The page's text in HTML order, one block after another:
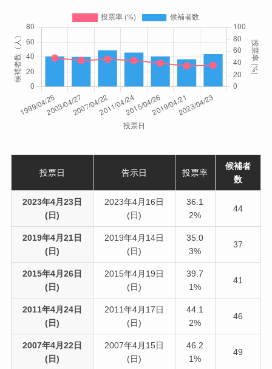
投票日 告示日 投票率
候補者
数
2023年4月23日
(日)
2023年4月16日
(日)
36.1
2%
44
2019年4月21日
(日)
2019年4月14日
(日)
35.0
3%
37
2015年4月26日
(日)
2015年4月19日
(日)
39.7
1%
41
2011年4月24日
(日)
2011年4月17日
(日)
44.1
2%
46
2007年4月22日
(日)
2007年4月15日
(日)
46.2
1%
49